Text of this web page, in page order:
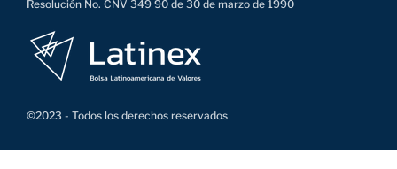
Resolución No. CNV 349 90 de 30 de marzo de 1990
©2023 - Todos los derechos reservados